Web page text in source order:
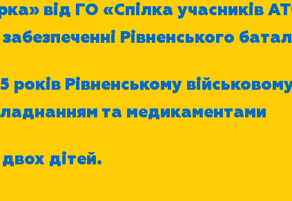
від ГО «Спілка учасників
Рівненського
років Рівненському
та медикаментами
дітей.